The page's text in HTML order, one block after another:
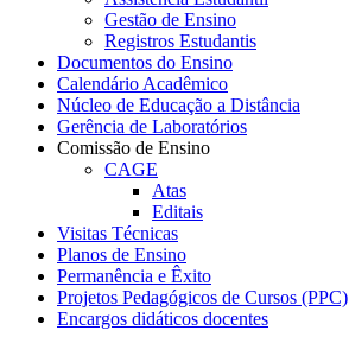
Gestão de Ensino
Registros Estudantis
Documentos do Ensino
Calendário Acadêmico
Núcleo de Educação a Distância
Gerência de Laboratórios
Comissão de Ensino
CAGE
Atas
Editais
Visitas Técnicas
Planos de Ensino
Permanência e Êxito
Projetos Pedagógicos de Cursos (PPC)
Encargos didáticos docentes